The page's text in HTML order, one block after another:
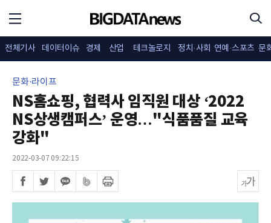
전체기사 데이터이슈 경제 산업 테크놀로지 정치·사회 연예·스포츠 문
문화·라이프
NS홈쇼핑, 협력사 임직원 대상 ‘2022
NS상생캠퍼스’ 운영…"식품품질 교육
강화"
2022-03-07 09:22:15